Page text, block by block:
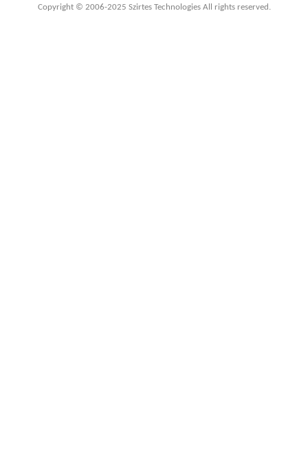
Copyright © 2006-2025 Szirtes Technologies All rights reserved.